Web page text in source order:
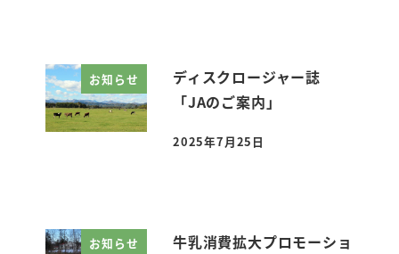
お知らせ
ディスクロージャー誌
「JAのご案内」
投稿日
2025年7月25日
お知らせ
牛乳消費拡大プロモーショ